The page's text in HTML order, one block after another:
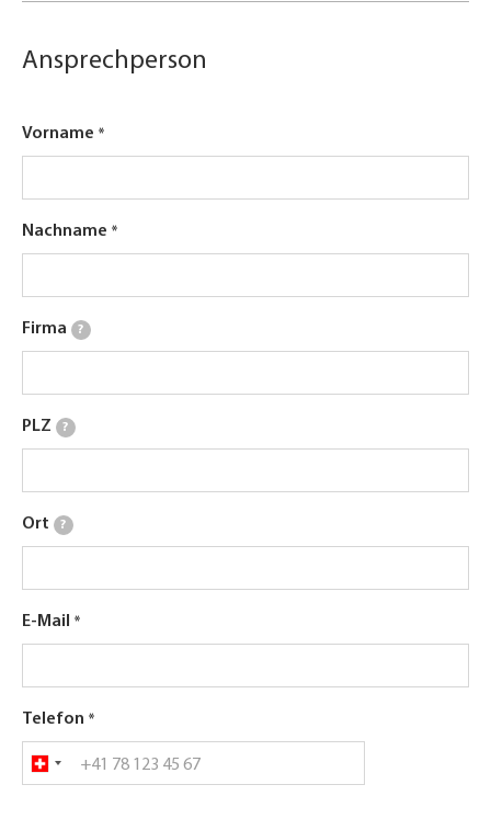
Ansprechperson
Vorname
Nachname
Firma ?
PLZ ?
Ort ?
E-Mail
Telefon